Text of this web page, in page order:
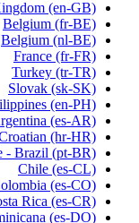
(en-GB)
Belgium (fr-BE)
Belgium (nl-BE)
France (fr-FR)
Turkey (tr-TR)
Slovak (sk-SK)
(en-PH)
(es-AR)
(hr-HR)
- Brazil (pt-BR)
Chile (es-CL)
(es-CO)
Rica (es-CR)
(es-DO)